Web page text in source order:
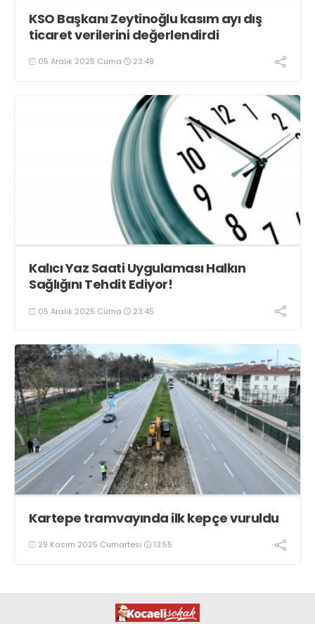
KSO Başkanı Zeytinoğlu kasım ayı dış
ticaret verilerini değerlendirdi
05 Aralık 2025 Cuma 23:49
Kalıcı Yaz Saati Uygulaması Halkın
Sağlığını Tehdit Ediyor!
05 Aralık 2025 Cuma 23:45
Kartepe tramvayında ilk kepçe vuruldu
29 Kasım 2025 Cumartesi 13:55